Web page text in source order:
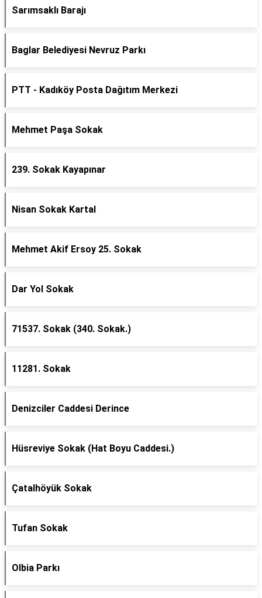
Sarımsaklı Barajı
Baglar Belediyesi Nevruz Parkı
PTT - Kadıköy Posta Dağıtım Merkezi
Mehmet Paşa Sokak
239. Sokak Kayapınar
Nisan Sokak Kartal
Mehmet Akif Ersoy 25. Sokak
Dar Yol Sokak
71537. Sokak (340. Sokak.)
11281. Sokak
Denizciler Caddesi Derince
Hüsreviye Sokak (Hat Boyu Caddesi.)
Çatalhöyük Sokak
Tufan Sokak
Olbia Parkı